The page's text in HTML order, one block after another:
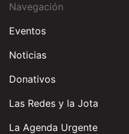
Navegación
Eventos
Noticias
Donativos
Las Redes y la Jota
La Agenda Urgente